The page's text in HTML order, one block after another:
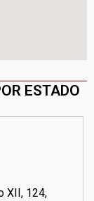
ESTADO
XII, 124,